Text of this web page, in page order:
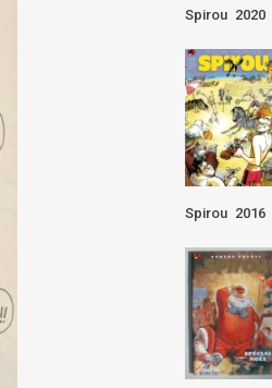
Spirou 2020
Spirou 2016